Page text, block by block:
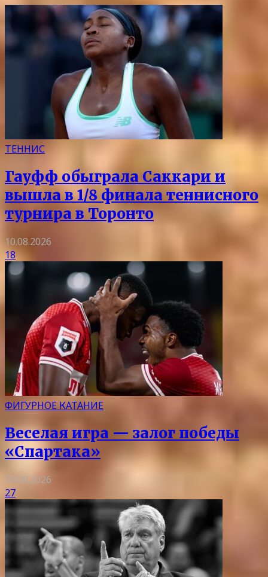
ТЕННИС
Гауфф обыграла Саккари и
вышла в 1/8 финала теннисного
турнира в Торонто
10.08.2026
18
ФИГУРНОЕ КАТАНИЕ
Веселая игра — залог победы
«Спартака»
10.08.2026
27